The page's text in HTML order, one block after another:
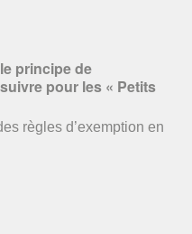
principe de
pour les « Petits
règles d’exemption en